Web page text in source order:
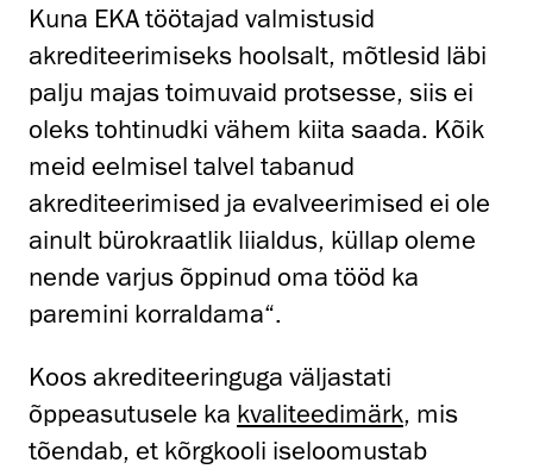
Kuna EKA töötajad valmistusid
akrediteerimiseks hoolsalt, mõtlesid läbi
palju majas toimuvaid protsesse, siis ei
oleks tohtinudki vähem kiita saada. Kõik
meid eelmisel talvel tabanud
akrediteerimised ja evalveerimised ei ole
ainult bürokraatlik liialdus, küllap oleme
nende varjus õppinud oma tööd ka
paremini korraldama“.
Koos akrediteeringuga väljastati
õppeasutusele ka kvaliteedimärk, mis
tõendab, et kõrgkooli iseloomustab